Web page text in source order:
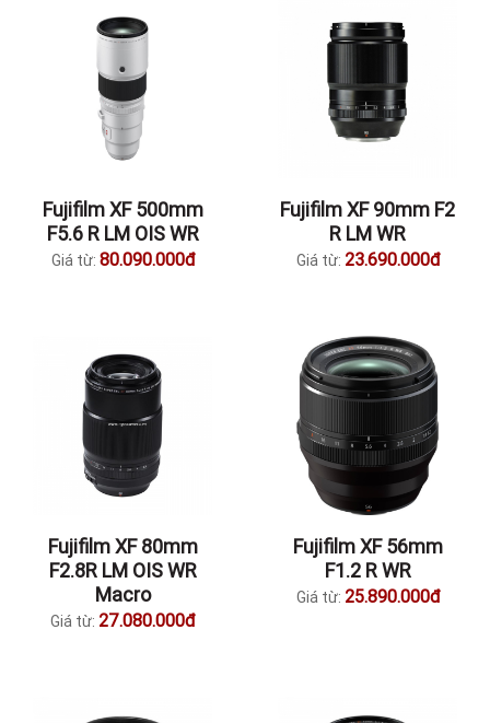
Fujifilm XF 500mm
F5.6 R LM OIS WR
Giá từ: 80.090.000đ
Fujifilm XF 90mm F2
R LM WR
Giá từ: 23.690.000đ
Fujifilm XF 80mm
F2.8R LM OIS WR
Macro
Giá từ: 27.080.000đ
Fujifilm XF 56mm
F1.2 R WR
Giá từ: 25.890.000đ